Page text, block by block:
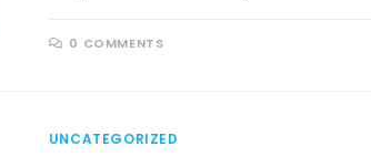
0 COMMENTS
UNCATEGORIZED